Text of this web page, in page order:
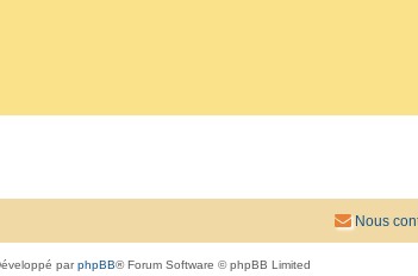
Nous
parphpBB® Forum Software © phpBB Limited